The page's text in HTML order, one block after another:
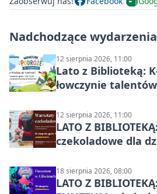
Nadchodzące wydarzenia
12 sierpnia 2026, 11:00
Lato z Biblioteką:
łowczynie
12 sierpnia 2026, 11:00
LATO Z
czekoladowe dla
18 sierpnia 2026, 08:00
LATO Z